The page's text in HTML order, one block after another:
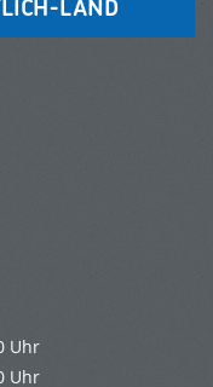
LAND
Uhr
Uhr